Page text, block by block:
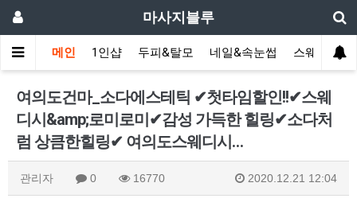
마사지블루
메인 1인샵 두피&탈모 네일&속눈썹 스웨디시(
여의도건마_소다에스테틱 ✔첫타임할인!!✔스웨
디시&amp;로미로미✔감성 가득한 힐링✔소다처
럼 상큼한힐링✔ 여의도스웨디시…
관리자 0 16770 2020.12.21 12:04